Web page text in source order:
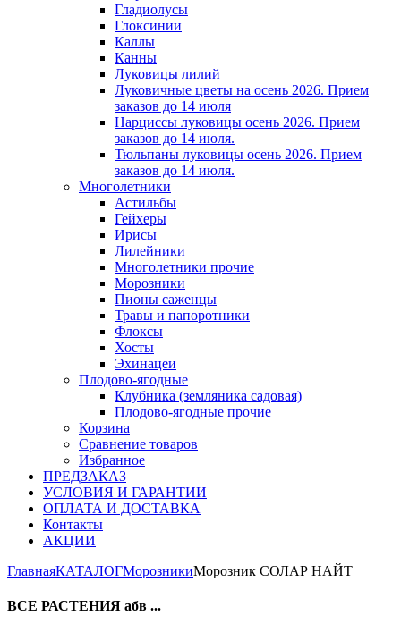
Гладиолусы
Глоксинии
Каллы
Канны
Луковицы лилий
Луковичные цветы на осень 2026. Прием
заказов до 14 июля
Нарциссы луковицы осень 2026. Прием
заказов до 14 июля.
Тюльпаны луковицы осень 2026. Прием
заказов до 14 июля.
Многолетники
Астильбы
Гейхеры
Ирисы
Лилейники
Многолетники прочие
Морозники
Пионы саженцы
Травы и папоротники
Флоксы
Хосты
Эхинацеи
Плодово-ягодные
Клубника (земляника садовая)
Плодово-ягодные прочие
Корзина
Сравнение товаров
Избранное
ПРЕДЗАКАЗ
УСЛОВИЯ И ГАРАНТИИ
ОПЛАТА И ДОСТАВКА
Контакты
АКЦИИ
ГлавнаяКАТАЛОГМорозникиМорозник СОЛАР НАЙТ
ВСЕ РАСТЕНИЯ абв ...